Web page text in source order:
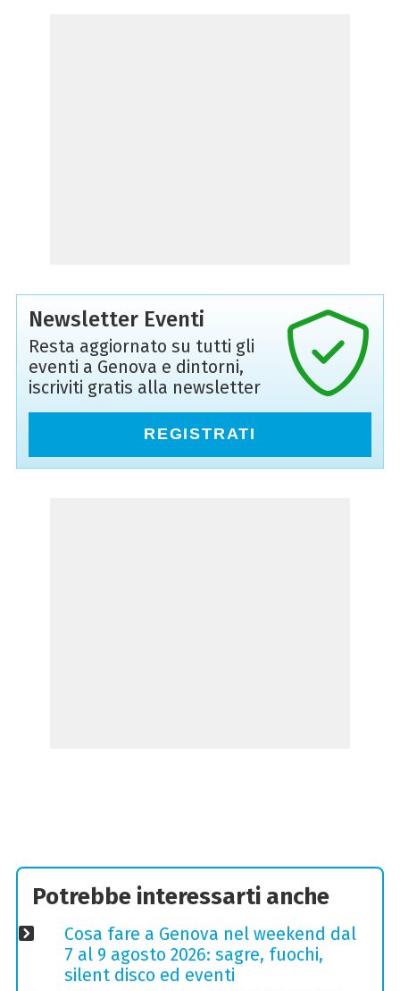
Newsletter Eventi
Resta aggiornato su tutti gli
eventi a Genova e dintorni,
iscriviti gratis alla newsletter
REGISTRATI
Potrebbe interessarti anche
Cosa fare a Genova nel weekend dal
7 al 9 agosto 2026: sagre, fuochi,
silent disco ed eventi